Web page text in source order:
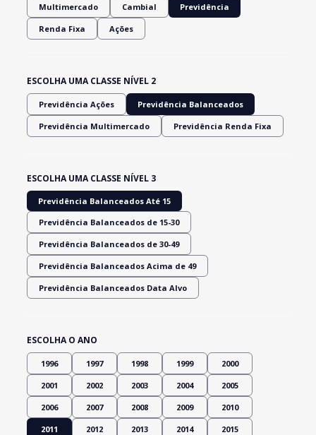
Multimercado Cambial Previdência
Renda Fixa Ações
ESCOLHA UMA CLASSE NÍVEL 2
Previdência Ações Previdência Balanceados
Previdência Multimercado Previdência Renda Fixa
ESCOLHA UMA CLASSE NÍVEL 3
Previdência Balanceados Até 15
Previdência Balanceados de 15-30
Previdência Balanceados de 30-49
Previdência Balanceados Acima de 49
Previdência Balanceados Data Alvo
ESCOLHA O ANO
1996 1997 1998 1999 2000
2001 2002 2003 2004 2005
2006 2007 2008 2009 2010
2011 2012 2013 2014 2015